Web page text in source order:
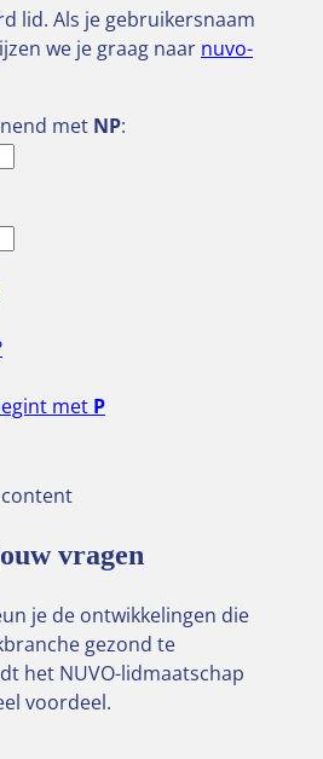
lid. Als je gebruikersnaam
we je graag naar nuvo-
met NP:
met P
vragen
je de ontwikkelingen die
gezond te
het NUVO-lidmaatschap
voordeel.